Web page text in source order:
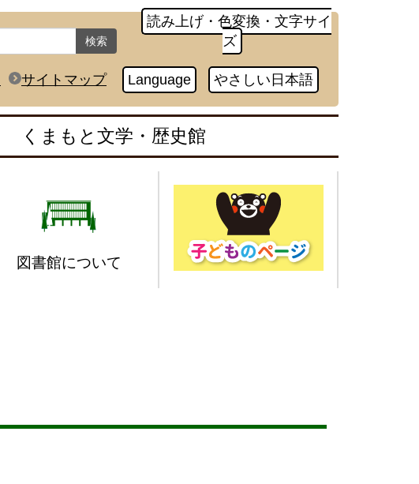
検索
読み上げ・色変換・文字サイ
ズ
サイトマップ Language やさしい日本語
くまもと文学・歴史館
図書館について